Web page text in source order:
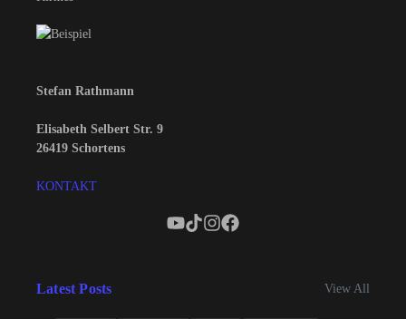
Stefan Rathmann
Elisabeth Selbert Str. 9
26419 Schortens
KONTAKT
Latest Posts View All